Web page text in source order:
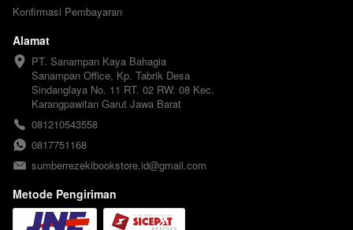
Konfirmasi Pembayaran
Alamat
PT. Sanampan Kaya Bahagia
Sanampan Office, Kp. Tabrik Desa
Sindanglaya No. 11 RT. 02 RW. 08 Kec.
Karangpawitan Garut Jawa Barat
081210543558
0817751168
sumberrezekibookstore.id@gmail.com
Metode Pengiriman